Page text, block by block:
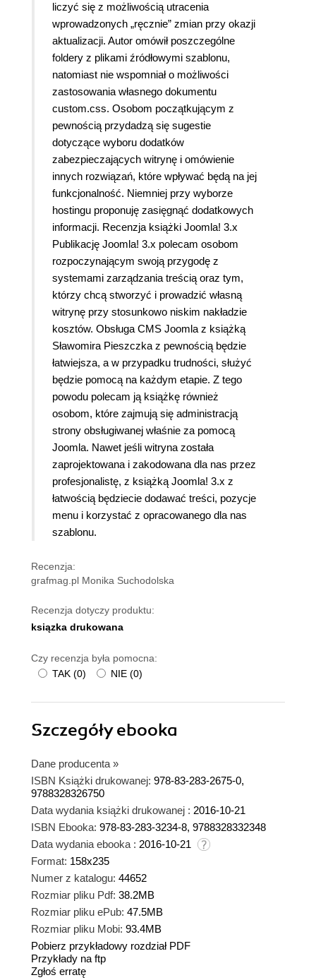
liczyć się z możliwością utracenia
wprowadzonych „ręcznie” zmian przy okazji
aktualizacji. Autor omówił poszczególne
foldery z plikami źródłowymi szablonu,
natomiast nie wspomniał o możliwości
zastosowania własnego dokumentu
custom.css. Osobom początkującym z
pewnością przydadzą się sugestie
dotyczące wyboru dodatków
zabezpieczających witrynę i omówienie
innych rozwiązań, które wpływać będą na jej
funkcjonalność. Niemniej przy wyborze
hostingu proponuję zasięgnąć dodatkowych
informacji. Recenzja książki Joomla! 3.x
Publikację Joomla! 3.x polecam osobom
rozpoczynającym swoją przygodę z
systemami zarządzania treścią oraz tym,
którzy chcą stworzyć i prowadzić własną
witrynę przy stosunkowo niskim nakładzie
kosztów. Obsługa CMS Joomla z książką
Sławomira Pieszczka z pewnością będzie
łatwiejsza, a w przypadku trudności, służyć
będzie pomocą na każdym etapie. Z tego
powodu polecam ją książkę również
osobom, które zajmują się administracją
strony obsługiwanej właśnie za pomocą
Joomla. Nawet jeśli witryna została
zaprojektowana i zakodowana dla nas przez
profesjonalistę, z książką Joomla! 3.x z
łatwością będziecie dodawać treści, pozycje
menu i korzystać z opracowanego dla nas
szablonu.
Recenzja:
grafmag.pl Monika Suchodolska
Recenzja dotyczy produktu:
ksiązka drukowana
Czy recenzja była pomocna:
TAK (0) NIE (0)
Szczegółyebooka
Dane producenta »
ISBN Książki drukowanej: 978-83-283-2675-0,
9788328326750
Data wydania książki drukowanej : 2016-10-21
ISBN Ebooka: 978-83-283-3234-8, 9788328332348
Data wydania ebooka : 2016-10-21
Format: 158x235
Numer z katalogu: 44652
Rozmiar pliku Pdf: 38.2MB
Rozmiar pliku ePub: 47.5MB
Rozmiar pliku Mobi: 93.4MB
Pobierz przykładowy rozdział PDF
Przykłady na ftp
Zgłoś erratę